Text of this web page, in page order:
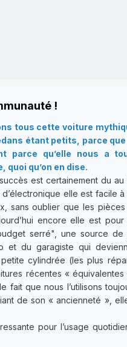
!
tous cette voiture
étant petits, parce
parce qu’elle nous a
quoi qu’on en dise.
est certainement du
elle est facile
sans oublier que les
encore elle est
serré", une source
et du garagiste qui
cylindrée (les plus
récentes «
fait que nous l’utilisons
de son « ancienneté »,
pour l’usage